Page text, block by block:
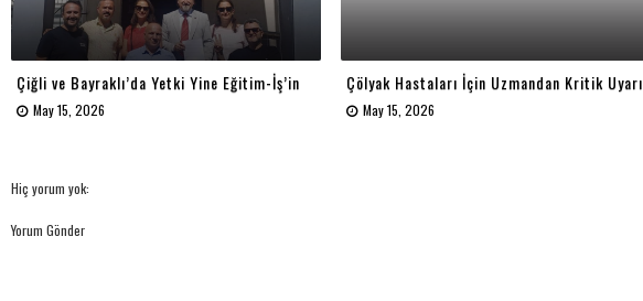
Çiğli ve Bayraklı’da Yetki Yine Eğitim-İş’in
May 15, 2026
Çölyak Hastaları İçin Uzmandan Kritik Uyarı
May 15, 2026
Hiç yorum yok:
Yorum Gönder